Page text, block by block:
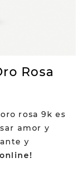
Rosa
rosa 9k es
amor y
y